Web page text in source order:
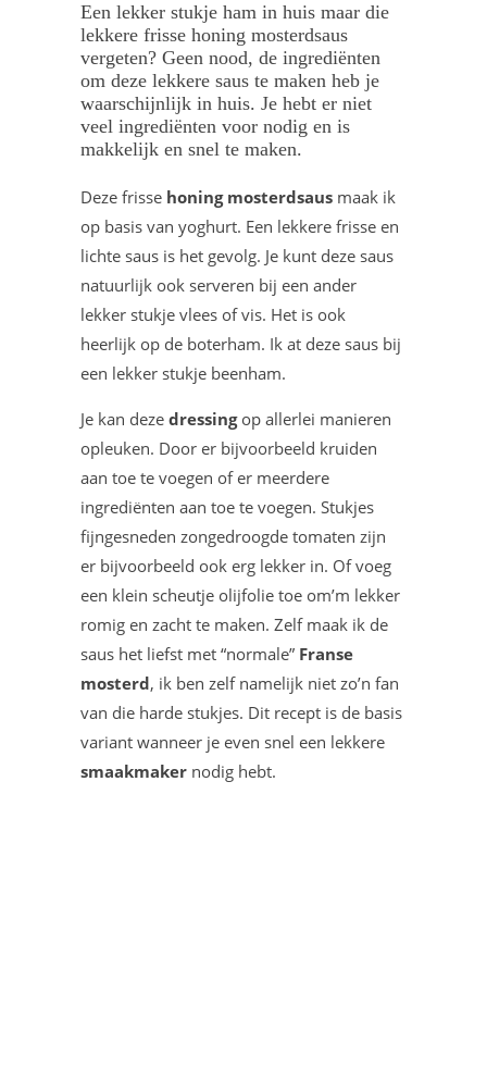
Een lekker stukje ham in huis maar die
lekkere frisse honing mosterdsaus
vergeten? Geen nood, de ingrediënten
om deze lekkere saus te maken heb je
waarschijnlijk in huis. Je hebt er niet
veel ingrediënten voor nodig en is
makkelijk en snel te maken.
Deze frisse honing mosterdsaus maak ik
op basis van yoghurt. Een lekkere frisse en
lichte saus is het gevolg. Je kunt deze saus
natuurlijk ook serveren bij een ander
lekker stukje vlees of vis. Het is ook
heerlijk op de boterham. Ik at deze saus bij
een lekker stukje beenham.
Je kan deze dressingop allerlei manieren
opleuken. Door er bijvoorbeeld kruiden
aan toe te voegen of er meerdere
ingrediënten aan toe te voegen. Stukjes
fijngesneden zongedroogde tomaten zijn
er bijvoorbeeld ook erg lekker in. Of voeg
een klein scheutje olijfolie toe om’m lekker
romig en zacht te maken. Zelf maak ik de
saus het liefst met “normale” Franse
mosterd, ik ben zelf namelijk niet zo’n fan
van die harde stukjes. Dit recept is de basis
variant wanneer je even snel een lekkere
smaakmaker nodig hebt.